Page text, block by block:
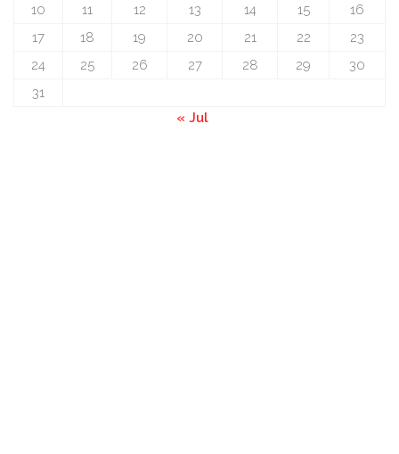
10
11 12 13 14 15
16
17
18 19 20 21 22
23
24
25 26 27 28 29
30
31
« Jul